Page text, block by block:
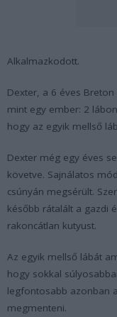
Alkalmazkodott.
Dexter, a 6 éves
mint egy ember: 2
hogy az egyik mellső
Dexter még egy éves
követve. Sajnálatos
csúnyán megsérült.
később rátalált a gazdi
rakoncátlan kutyust.
Az egyik mellső lábát
hogy sokkal
legfontosabb azonban
megmenteni.